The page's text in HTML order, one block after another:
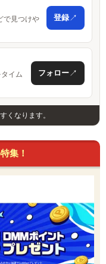
で見つけや
登録↗
イム
フォロー↗
くなります。
集！